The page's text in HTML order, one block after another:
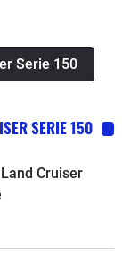
Serie 150
SERIE 150
Cruiser